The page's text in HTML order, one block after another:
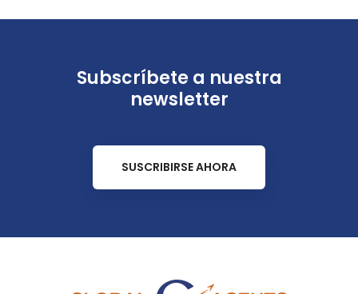
Subscríbete a nuestra
newsletter
SUSCRIBIRSE AHORA